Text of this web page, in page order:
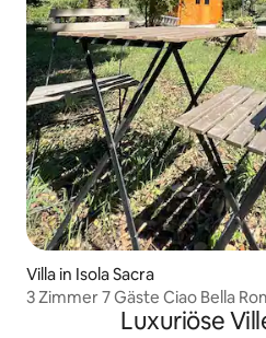
Villa in Isola Sacra
3 Zimmer 7 Gäste Ciao Bella
Luxuriöse